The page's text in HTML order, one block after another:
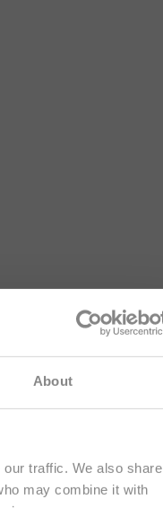
About
traffic. We also share
may combine it with
sich